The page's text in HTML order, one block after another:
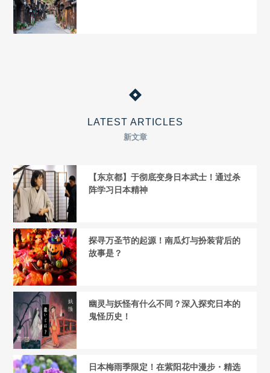
LATEST ARTICLES
新文章
【东京都】于彻底变身日本武士！通过杀
阵学习日本精神
探寻万圣节的起源！南瓜灯与扮装背后的
故事是？
幽灵与妖怪有什么不同？深入探究日本的
鬼怪历史！
日本梅雨季限定！在紫阳花中漫步・精选